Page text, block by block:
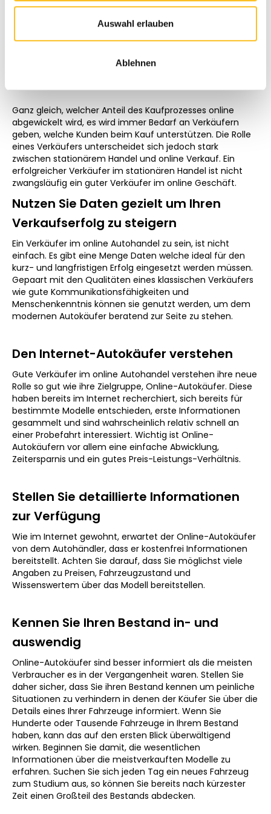
Auswahl erlauben
Ablehnen
finalen Kaufphase nähern.
Was ein KFZ Händler online
beachten muss
Ganz gleich, welcher Anteil des Kaufprozesses online
abgewickelt wird, es wird immer Bedarf an Verkäufern
geben, welche Kunden beim Kauf unterstützen. Die Rolle
eines Verkäufers unterscheidet sich jedoch stark
zwischen stationärem Handel und online Verkauf. Ein
erfolgreicher Verkäufer im stationären Handel ist nicht
zwangsläufig ein guter Verkäufer im online Geschäft.
Nutzen Sie Daten gezielt um Ihren
Verkaufserfolg zu steigern
Ein Verkäufer im online Autohandel zu sein, ist nicht
einfach. Es gibt eine Menge Daten welche ideal für den
kurz- und langfristigen Erfolg eingesetzt werden müssen.
Gepaart mit den Qualitäten eines klassischen Verkäufers
wie gute Kommunikationsfähigkeiten und
Menschenkenntnis können sie genutzt werden, um dem
modernen Autokäufer beratend zur Seite zu stehen.
Den Internet-Autokäufer verstehen
Gute Verkäufer im online Autohandel verstehen ihre neue
Rolle so gut wie ihre Zielgruppe, Online-Autokäufer. Diese
haben bereits im Internet recherchiert, sich bereits für
bestimmte Modelle entschieden, erste Informationen
gesammelt und sind wahrscheinlich relativ schnell an
einer Probefahrt interessiert. Wichtig ist Online-
Autokäufern vor allem eine einfache Abwicklung,
Zeitersparnis und ein gutes Preis-Leistungs-Verhältnis.
Stellen Sie detaillierte Informationen
zur Verfügung
Wie im Internet gewohnt, erwartet der Online-Autokäufer
von dem Autohändler, dass er kostenfrei Informationen
bereitstellt. Achten Sie darauf, dass Sie möglichst viele
Angaben zu Preisen, Fahrzeugzustand und
Wissenswertem über das Modell bereitstellen.
Kennen Sie Ihren Bestand in- und
auswendig
Online-Autokäufer sind besser informiert als die meisten
Verbraucher es in der Vergangenheit waren. Stellen Sie
daher sicher, dass Sie ihren Bestand kennen um peinliche
Situationen zu verhindern in denen der Käufer Sie über die
Details eines Ihrer Fahrzeuge informiert. Wenn Sie
Hunderte oder Tausende Fahrzeuge in Ihrem Bestand
haben, kann das auf den ersten Blick überwältigend
wirken. Beginnen Sie damit, die wesentlichen
Informationen über die meistverkauften Modelle zu
erfahren. Suchen Sie sich jeden Tag ein neues Fahrzeug
zum Studium aus, so können Sie bereits nach kürzester
Zeit einen Großteil des Bestands abdecken.